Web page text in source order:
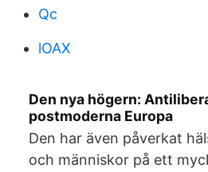
Qc
lOAX
Den nya högern:
postmoderna Europa
Den har även påverkat
och människor på ett